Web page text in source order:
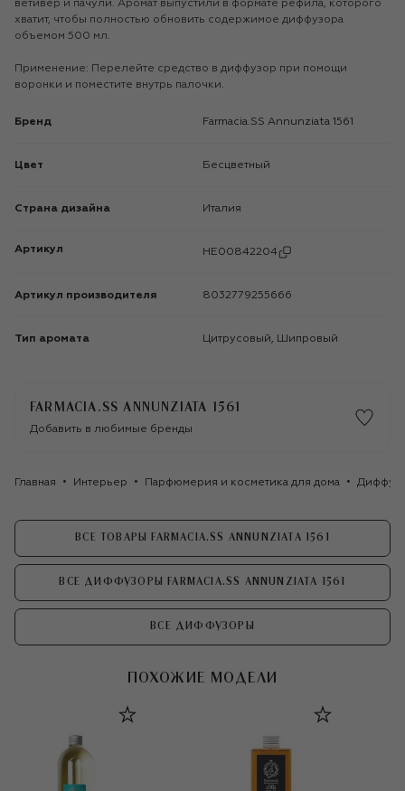
ветивер и пачули. Аромат выпустили в формате рефила, которого
хватит, чтобы полностью обновить содержимое диффузора
объемом 500 мл.
Применение: Перелейте средство в диффузор при помощи
воронки и поместите внутрь палочки.
Бренд Farmacia.SS Annunziata 1561
Цвет Бесцветный
Страна дизайна Италия
Артикул HE00842204
Артикул производителя 8032779255666
Тип аромата Цитрусовый, Шипровый
FARMACIA.SS ANNUNZIATA 1561
Добавить в любимые бренды
Главная Интерьер Парфюмерия и косметика для дома
ВСЕ ТОВАРЫ FARMACIA.SS ANNUNZIATA 1561
ВСЕ ДИФФУЗОРЫ FARMACIA.SS ANNUNZIATA 1561
ВСЕ ДИФФУЗОРЫ
ПОХОЖИЕ МОДЕЛИ